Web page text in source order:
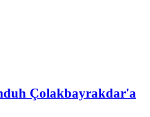
Çolakbayrakdar'a